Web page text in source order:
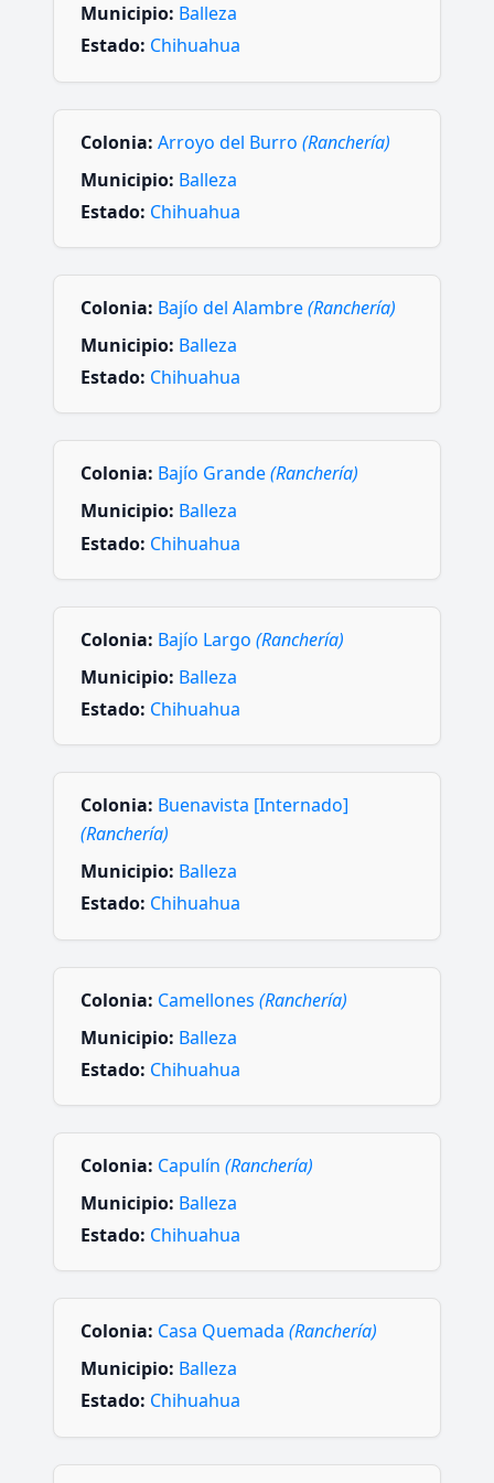
Municipio: Balleza
Estado: Chihuahua
Colonia: Arroyo del Burro (Ranchería)
Municipio: Balleza
Estado: Chihuahua
Colonia: Bajío del Alambre(Ranchería)
Municipio: Balleza
Estado: Chihuahua
Colonia: Bajío Grande(Ranchería)
Municipio: Balleza
Estado: Chihuahua
Colonia: Bajío Largo (Ranchería)
Municipio: Balleza
Estado: Chihuahua
Colonia: Buenavista [Internado]
(Ranchería)
Municipio: Balleza
Estado: Chihuahua
Colonia: Camellones (Ranchería)
Municipio: Balleza
Estado: Chihuahua
Colonia: Capulín (Ranchería)
Municipio: Balleza
Estado: Chihuahua
Colonia: Casa Quemada (Ranchería)
Municipio: Balleza
Estado: Chihuahua